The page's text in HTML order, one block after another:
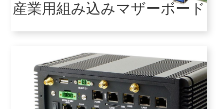
産業用組み込みマザーボード